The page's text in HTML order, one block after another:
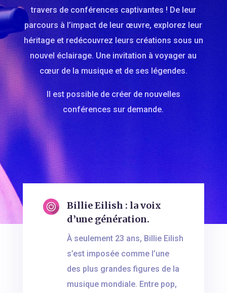
travers de conférences captivantes ! De leur
parcours à l’impact de leur œuvre, explorez leur
héritage et redécouvrez leurs créations sous un
nouvel éclairage. Une invitation à voyager au
cœur de la musique et de ses légendes.
Il est possible de créer de nouvelles
conférences sur demande.
Billie Eilish : la voix
d’une génération.
À seulement 23 ans, Billie Eilish
s’est imposée comme l’une
des plus grandes figures de la
musique mondiale. Entre pop,